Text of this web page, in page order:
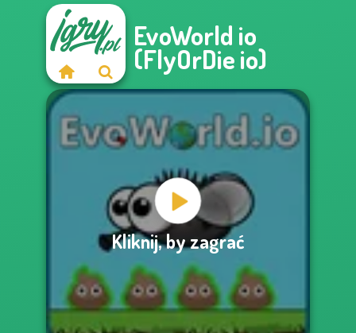
EvoWorld io
(FlyOrDie io)
Kliknij, by zagrać